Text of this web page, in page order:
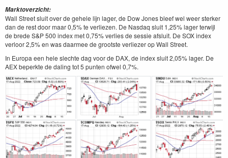
Marktoverzicht:
Wall Street sluit over de gehele lijn lager, de Dow Jones bleef wel weer sterker
dan de rest door maar 0,5% te verliezen. De Nasdaq sluit 1,25% lager terwijl
de brede S&P 500 index met 0,75% verlies de sessie afsluit. De SOX index
verloor 2,5% en was daarmee de grootste verliezer op Wall Street.
In Europa een hele slechte dag voor de DAX, de index sluit 2,05% lager. De
AEX beperkte de daling tot 5 punten ofwel 0,7%.